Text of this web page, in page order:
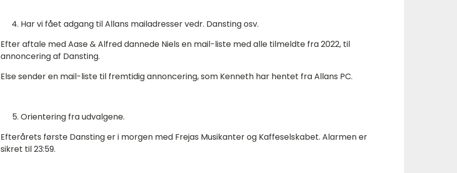
Har vi fået adgang til Allans mailadresser vedr. Dansting osv.
Efter aftale med Aase & Alfred dannede Niels en mail-liste med alle tilmeldte fra 2022, til
annoncering af Dansting.
Else sender en mail-liste til fremtidig annoncering, som Kenneth har hentet fra Allans PC.
Orientering fra udvalgene.
Efterårets første Dansting er i morgen med Frejas Musikanter og Kaffeselskabet. Alarmen er
sikret til 23:59.